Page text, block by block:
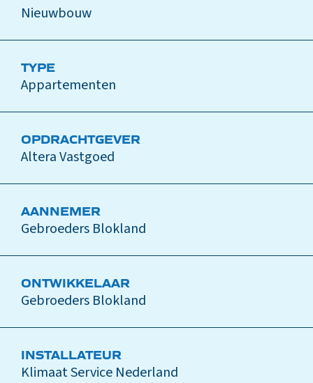
Nieuwbouw
TYPE
Appartementen
OPDRACHTGEVER
Altera Vastgoed
AANNEMER
Gebroeders Blokland
ONTWIKKELAAR
Gebroeders Blokland
INSTALLATEUR
Klimaat Service Nederland